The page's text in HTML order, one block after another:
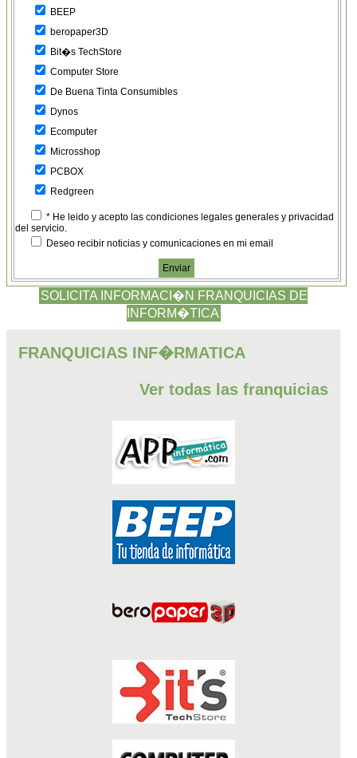
BEEP
beropaper3D
Bit�s TechStore
Computer Store
De Buena Tinta Consumibles
Dynos
Ecomputer
Microsshop
PCBOX
Redgreen
* He leido y acepto las condiciones legales generales y privacidad
del servicio.
Deseo recibir noticias y comunicaciones en mi email
SOLICITA INFORMACI�N FRANQUICIAS DE
INFORM�TICA
FRANQUICIAS INF�RMATICA
Ver todas las franquicias